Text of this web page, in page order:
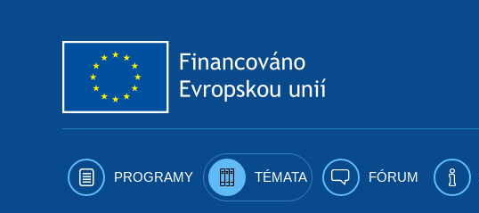
PROGRAMY TÉMATA FÓRUM